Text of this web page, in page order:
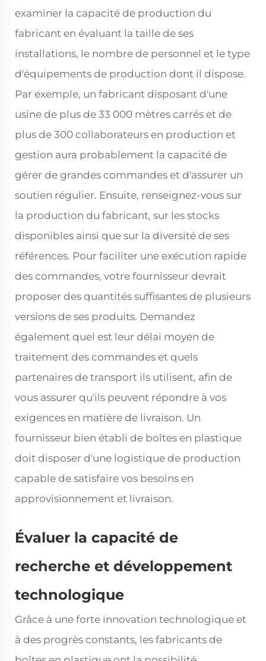
examiner la capacité de production du
fabricant en évaluant la taille de ses
installations, le nombre de personnel et le type
d'équipements de production dont il dispose.
Par exemple, un fabricant disposant d'une
usine de plus de 33 000 mètres carrés et de
plus de 300 collaborateurs en production et
gestion aura probablement la capacité de
gérer de grandes commandes et d'assurer un
soutien régulier. Ensuite, renseignez-vous sur
la production du fabricant, sur les stocks
disponibles ainsi que sur la diversité de ses
références. Pour faciliter une exécution rapide
des commandes, votre fournisseur devrait
proposer des quantités suffisantes de plusieurs
versions de ses produits. Demandez
également quel est leur délai moyen de
traitement des commandes et quels
partenaires de transport ils utilisent, afin de
vous assurer qu'ils peuvent répondre à vos
exigences en matière de livraison. Un
fournisseur bien établi de boîtes en plastique
doit disposer d'une logistique de production
capable de satisfaire vos besoins en
approvisionnement et livraison.
Évaluer la capacité de
recherche et développement
technologique
Grâce à une forte innovation technologique et
à des progrès constants, les fabricants de